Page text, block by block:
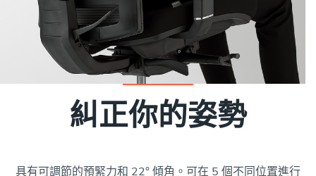
糾正你的姿勢
具有可調節的預緊力和 22° 傾角。可在 5 個不同位置進行